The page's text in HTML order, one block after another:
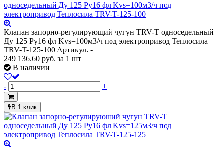
Клапан запорно-регулирующий чугун TRV-T односедельный
Ду 125 Ру16 фл Kvs=100м3/ч под электропривод Теплосила
TRV-T-125-100 Артикул: -
249 136.60 руб. за 1 шт
В наличии
- +
В 1 клик